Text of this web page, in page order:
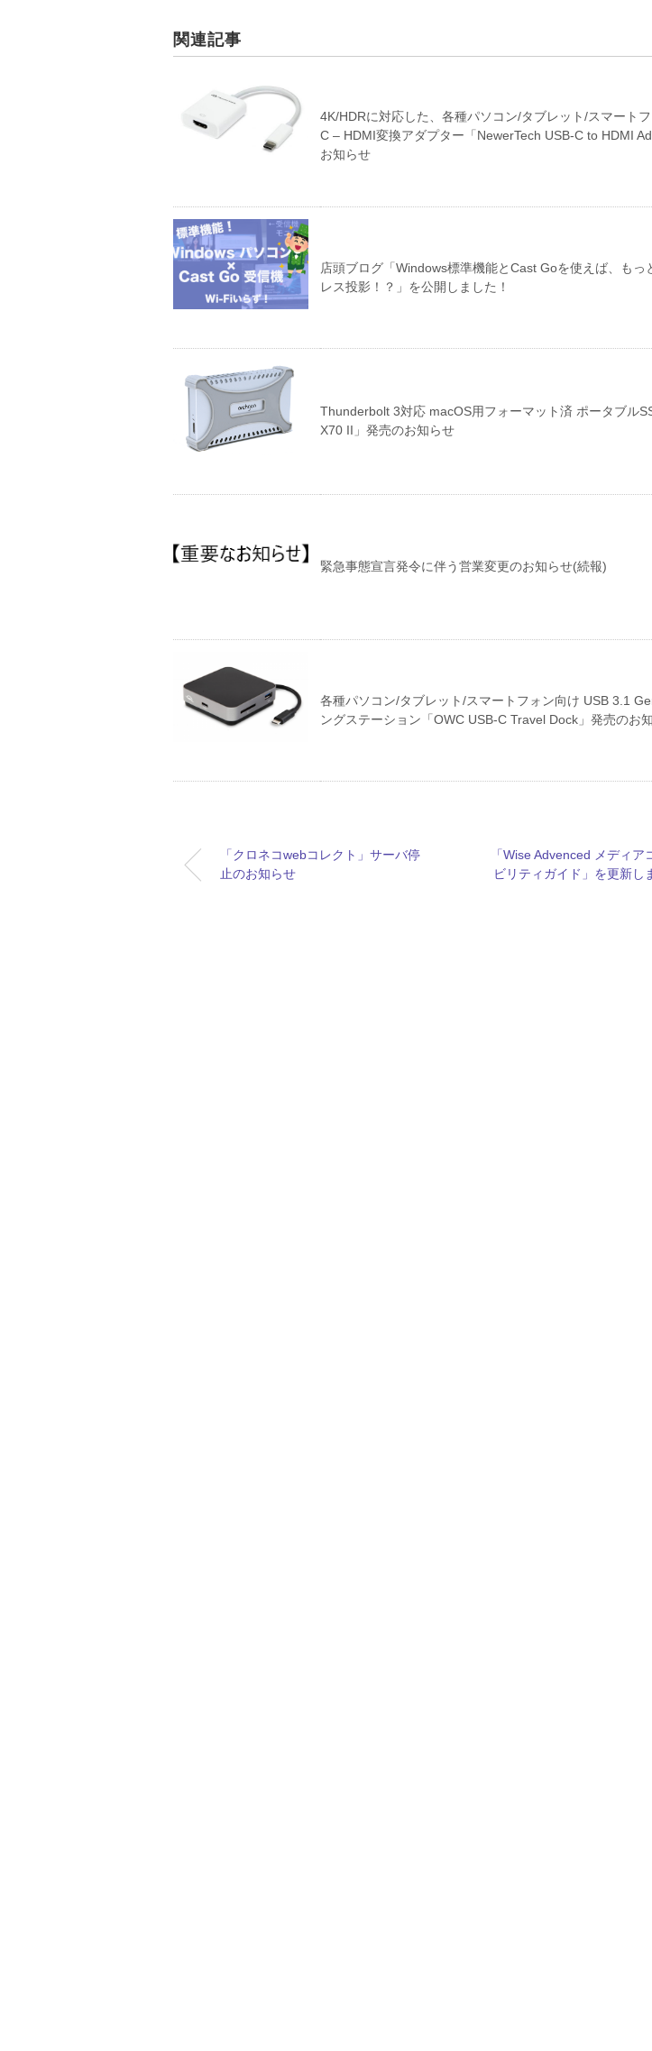
関連記事
4K/HDRに対応した、各種パソコン/タブレット/スマート
C – HDMI変換アダプター「NewerTech USB-C to HDMI
お知らせ
店頭ブログ「Windows標準機能とCast Goを使えば、もっ
レス投影！？」を公開しました！
Thunderbolt 3対応 macOS用フォーマット済 ポータブル
X70 II」発売のお知らせ
緊急事態宣言発令に伴う営業変更のお知らせ(続報)
各種パソコン/タブレット/スマートフォン向け USB 3.1
ングステーション「OWC USB-C Travel Dock」発売のお
「クロネコwebコレクト」サーバ停
止のお知らせ
「Wise Advenced メディア
ビリティガイド」を更新し